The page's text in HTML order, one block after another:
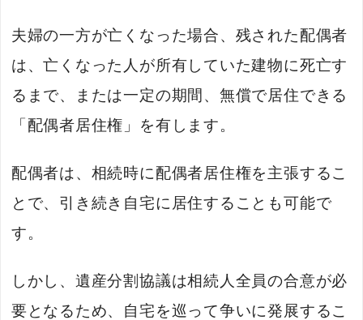
夫婦の一方が亡くなった場合、残された配偶者
は、亡くなった人が所有していた建物に死亡す
るまで、または一定の期間、無償で居住できる
「配偶者居住権」を有します。
配偶者は、相続時に配偶者居住権を主張するこ
とで、引き続き自宅に居住することも可能で
す。
しかし、遺産分割協議は相続人全員の合意が必
要となるため、自宅を巡って争いに発展するこ